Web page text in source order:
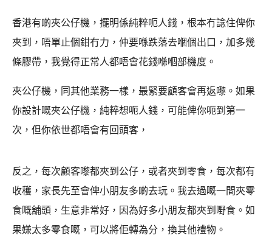
香港有啲夾公仔機，擺明係純粹呃人錢，根本冇諗住俾你
夾到，唔單止個鉗冇力，仲要喺跌落去嗰個出口，加多幾
條膠帶，我覺得正常人都唔會花錢喺嗰部機度。
夾公仔機，同其他業務一樣，最緊要顧客會再返嚟。如果
你設計嘅夾公仔機，純粹想呃人錢，可能俾你呃到第一
次，但你依世都唔會有回頭客，
反之，每次顧客嚟都夾到公仔，或者夾到零食，每次都有
收穫，家長先至會俾小朋友多啲去玩。我去過嘅一間夾零
食嘅舖頭，生意非常好，因為好多小朋友都夾到嘢食。如
果嫌太多零食嘅，可以將佢轉為分，換其他禮物。